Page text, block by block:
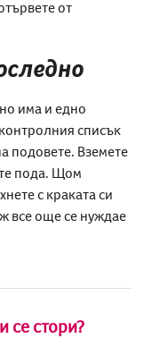
от
но
има и едно
списък
подовете. Вземете
пода. Щом
с краката си
все още се нуждае
се стори?